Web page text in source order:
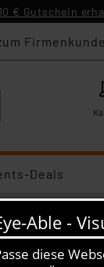
€ Gutschein
Deals